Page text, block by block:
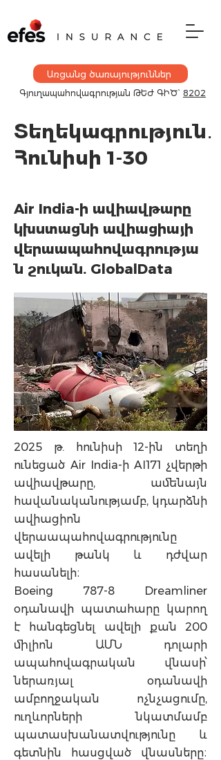
Առցանց ծառայություններ
Գյուղապահովագրության ԹԵԺ ԳԻԾ` 8202
Տեղեկագրություն․
Հունիսի 1-30
Air India-ի ավիավթարը
կխստացնի ավիացիայի
վերաապահովագրությա
ն շուկան. GlobalData
2025 թ. հունիսի 12-ին տեղի
ունեցած Air India-ի AI171 չվերթի
ավիավթարը, ամենայն
հավանականությամբ, կդարձնի
ավիացիոն
վերաապահովագրությունը
ավելի թանկ և դժվար
հասանելի։
Boeing 787-8 Dreamliner
օդանավի պատահարը կարող
է հանգեցնել ավելի քան 200
միլիոն ԱՄՆ դոլարի
ապահովագրական վնասի՝
ներառյալ օդանավի
ամբողջական ոչնչացումը,
ուղևորների նկատմամբ
պատասխանատվությունը և
գետնին հասցված վնասները։